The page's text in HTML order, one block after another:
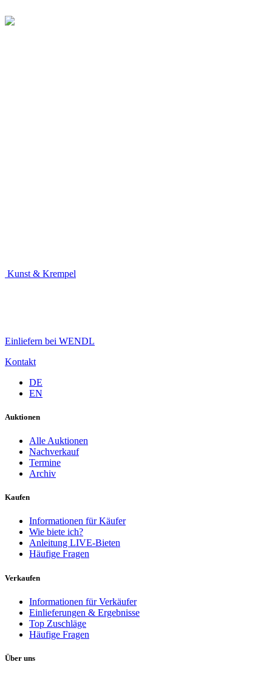
Kunst & Krempel
Einliefern bei WENDL
Kontakt
DE
EN
Auktionen
Alle Auktionen
Nachverkauf
Termine
Archiv
Kaufen
Informationen für Käufer
Wie biete ich?
Anleitung LIVE-Bieten
Häufige Fragen
Verkaufen
Informationen für Verkäufer
Einlieferungen & Ergebnisse
Top Zuschläge
Häufige Fragen
Über uns